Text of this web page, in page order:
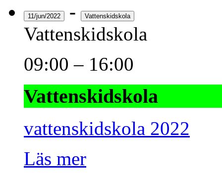
11/jun/2022 - Vattenskidskola
Vattenskidskola
09:00– 16:00
Vattenskidskola
vattenskidskola 2022
Läs mer